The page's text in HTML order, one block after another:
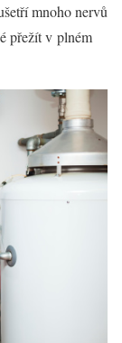
mnoho nervů
přežít v plném